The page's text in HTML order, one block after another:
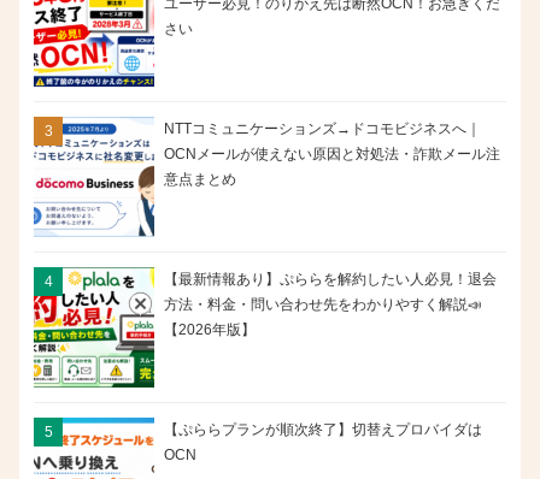
ユーザー必見！のりかえ先は断然OCN！お急ぎくだ
さい
NTTコミュニケーションズ→ドコモビジネスへ｜
OCNメールが使えない原因と対処法・詐欺メール注
意点まとめ
【最新情報あり】ぷららを解約したい人必見！退会
方法・料金・問い合わせ先をわかりやすく解説📣
【2026年版】
【ぷららプランが順次終了】切替えプロバイダは
OCN